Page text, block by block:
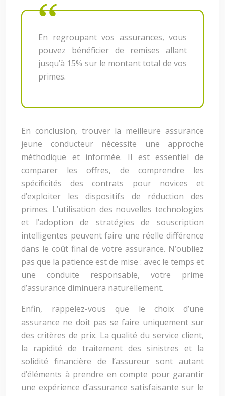
En regroupant vos assurances, vous
pouvez bénéficier de remises allant
jusqu’à 15% sur le montant total de vos
primes.
En conclusion, trouver la meilleure assurance
jeune conducteur nécessite une approche
méthodique et informée. Il est essentiel de
comparer les offres, de comprendre les
spécificités des contrats pour novices et
d’exploiter les dispositifs de réduction des
primes. L’utilisation des nouvelles technologies
et l’adoption de stratégies de souscription
intelligentes peuvent faire une réelle différence
dans le coût final de votre assurance. N’oubliez
pas que la patience est de mise : avec le temps et
une conduite responsable, votre prime
d’assurance diminuera naturellement.
Enfin, rappelez-vous que le choix d’une
assurance ne doit pas se faire uniquement sur
des critères de prix. La qualité du service client,
la rapidité de traitement des sinistres et la
solidité financière de l’assureur sont autant
d’éléments à prendre en compte pour garantir
une expérience d’assurance satisfaisante sur le